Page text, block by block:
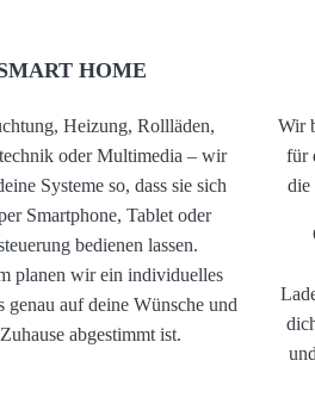
HOME
Heizung, Rollläden,
oder Multimedia – wir
Systeme so, dass sie sich
Smartphone, Tablet oder
bedienen lassen.
planen wir ein individuelles
genau auf deine Wünsche und
abgestimmt ist.
Wir
für
die